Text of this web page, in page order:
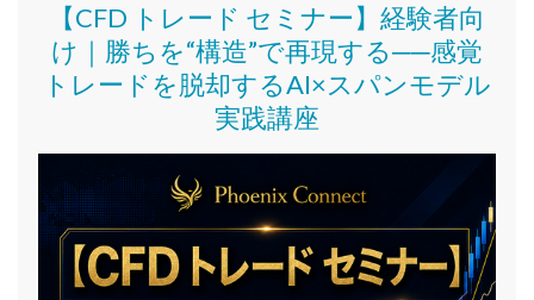
【CFD トレード セミナー】 経験者向
け｜ 勝ちを“構造”で再現する──感覚
トレードを脱却するAI×スパンモデル
実践講座